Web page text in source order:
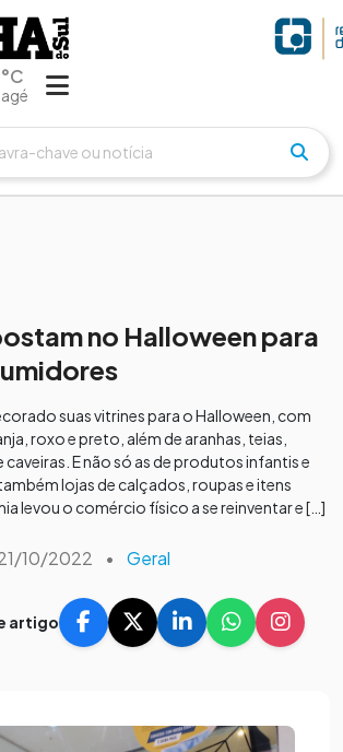
no Halloween para
suas vitrines para o Halloween, com
roxo e preto, além de aranhas, teias,
E não só as de produtos infantis e
lojas de calçados, roupas e itens
levou o comércio físico a se reinventar e […]
10/2022 • Geral
artigo